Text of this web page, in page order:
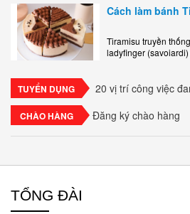
ngon, làm..
Cách làm bánh
Tiramisu truyền
ladyfinger
TUYỂN DỤNG 20 vị trí công việc
CHÀO HÀNG Đăng ký chào hàng
TỔNG ĐÀI